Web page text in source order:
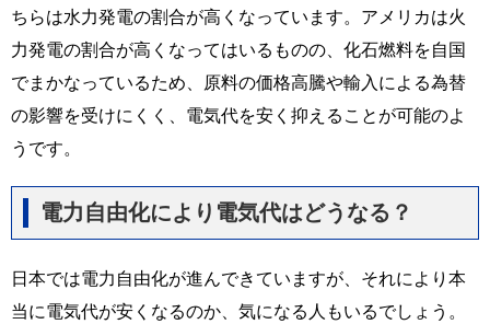
ちらは水力発電の割合が高くなっています。アメリカは火
力発電の割合が高くなってはいるものの、化石燃料を自国
でまかなっているため、原料の価格高騰や輸入による為替
の影響を受けにくく、電気代を安く抑えることが可能のよ
うです。
電力自由化により電気代はどうなる？
日本では電力自由化が進んできていますが、それにより本
当に電気代が安くなるのか、気になる人もいるでしょう。